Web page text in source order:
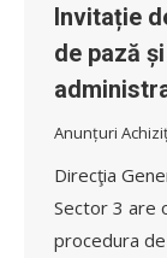
Invitație
de pază
Anunțuri
Direcţia
Sector 3 are
procedura